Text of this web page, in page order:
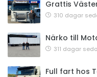
Grattis
310 dagar
Närko till
311 dagar
Full fart hos